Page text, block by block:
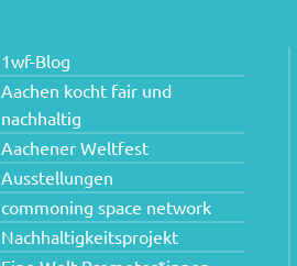
1wf-Blog
Aachen kocht fair und
nachhaltig
Aachener Weltfest
Ausstellungen
commoning space network
Nachhaltigkeitsprojekt